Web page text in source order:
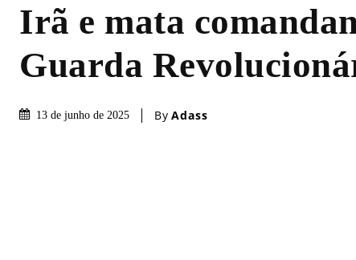
Irã e mata
Guarda
13 de junho de 2025 By Adass